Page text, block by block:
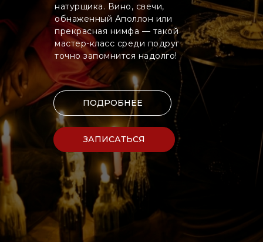
ПОДРОБНЕЕ
ЗАПИСАТЬСЯ
натурщика. Вино, свечи,
обнаженный Аполлон или
прекрасная нимфа — такой
мастер-класс среди подруг
точно запомнится надолго!